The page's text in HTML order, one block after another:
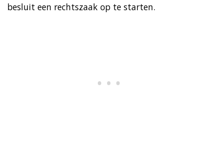
besluit een rechtszaak op te starten.